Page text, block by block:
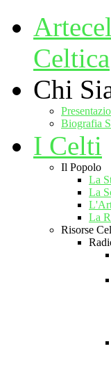
Celtica
Chi
Biografia
I Celti
Il Popolo
La
La
La
Risorse